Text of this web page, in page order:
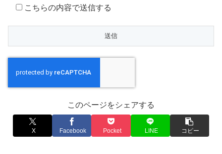
こちらの内容で送信する
このページをシェアする
X Facebook Pocket LINE コピー